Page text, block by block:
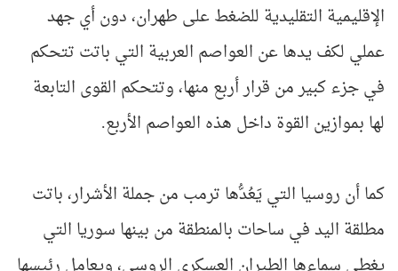
الإقليمية التقليدية للضغط على طهران، دون أي جهد
عملي لكف يدها عن العواصم العربية التي باتت تتحكم
في جزء كبير من قرار أربع منها، وتتحكم القوى التابعة
لها بموازين القوة داخل هذه العواصم الأربع.
كما أن روسيا التي يَعُدُّها ترمب من جملة الأشرار، باتت
مطلقة اليد في ساحات بالمنطقة من بينها سوريا التي